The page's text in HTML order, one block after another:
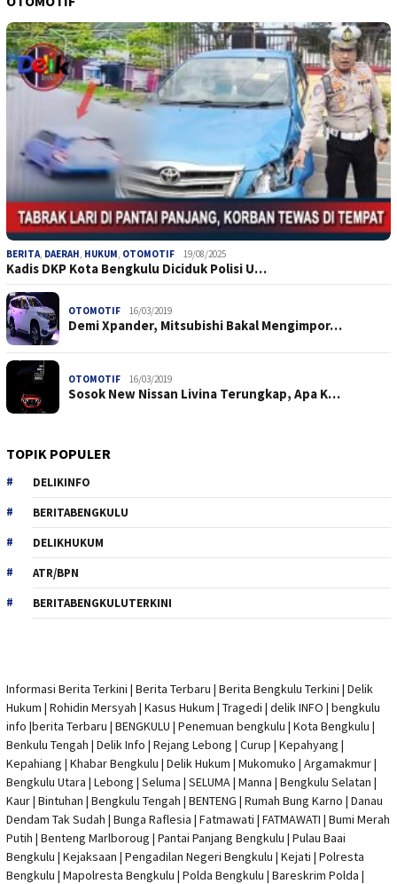
BERITA, DAERAH, HUKUM, OTOMOTIF 19/08/2025
Kadis DKP Kota Bengkulu Diciduk Polisi U…
OTOMOTIF 16/03/2019
Demi Xpander, Mitsubishi Bakal Mengimpor…
OTOMOTIF 16/03/2019
Sosok New Nissan Livina Terungkap, Apa K…
TOPIK POPULER
DELIKINFO
BERITABENGKULU
DELIKHUKUM
ATR/BPN
BERITABENGKULUTERKINI
Informasi Berita Terkini | Berita Terbaru | Berita Bengkulu Terkini | Delik
Hukum | Rohidin Mersyah | Kasus Hukum | Tragedi | delik INFO | bengkulu
info |berita Terbaru | BENGKULU | Penemuan bengkulu | Kota Bengkulu |
Benkulu Tengah | Delik Info | Rejang Lebong | Curup | Kepahyang |
Kepahiang | Khabar Bengkulu | Delik Hukum | Mukomuko | Argamakmur |
Bengkulu Utara | Lebong | Seluma | SELUMA | Manna | Bengkulu Selatan |
Kaur | Bintuhan | Bengkulu Tengah | BENTENG | Rumah Bung Karno | Danau
Dendam Tak Sudah | Bunga Raflesia | Fatmawati | FATMAWATI | Bumi Merah
Putih | Benteng Marlboroug | Pantai Panjang Bengkulu | Pulau Baai
Bengkulu | Kejaksaan | Pengadilan Negeri Bengkulu | Kejati | Polresta
Bengkulu | Mapolresta Bengkulu | Polda Bengkulu | Bareskrim Polda |